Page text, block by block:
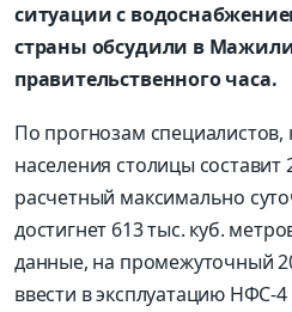
ситуации с
страны обсудили в
правительственного часа.
По прогнозам специалистов,
населения столицы составит
расчетный максимально
достигнет 613 тыс. куб.
данные, на промежуточный
ввести в эксплуатацию НФС-